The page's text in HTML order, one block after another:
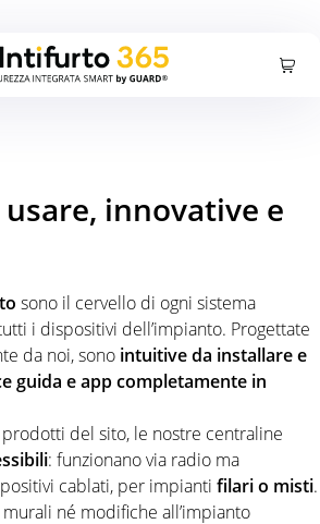
innovative e
sono il cervello di ogni sistema
i dispositivi dell’impianto. Progettate
da noi, sono intuitive da installare e
guida e app completamente in
del sito, le nostre centraline
: funzionano via radio ma
cablati, per impianti filari o misti.
né modifiche all’impianto